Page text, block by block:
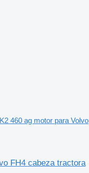
460 ag motor para Volvo
FH4 cabeza tractora